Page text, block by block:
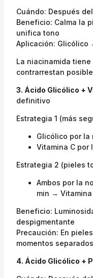
Cuándo: Después
Beneficio: Calma la
unifica tono
Aplicación: Glicólico
La niacinamida
contrarrestan
3. Ácido Glicólico +
definitivo
Estrategia 1 (más
Glicólico por la
Vitamina C por
Estrategia 2 (pieles
Ambos por la
min → Vitamina
Beneficio:
despigmentante
Precaución: En
momentos separados
4. Ácido Glicólico +